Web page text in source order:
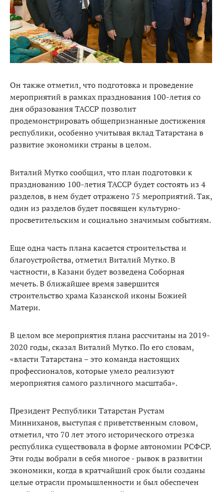
Он также отметил, что подготовка и проведение
мероприятий в рамках празднования 100-летия со
дня образования ТАССР позволит
продемонстрировать общепризнанные достижения
республики, особенно учитывая вклад Татарстана в
развитие экономики страны в целом.
Виталий Мутко сообщил, что план подготовки к
празднованию 100-летия ТАССР будет состоять из 4
разделов, в нем будет отражено 75 мероприятий. Так,
один из разделов будет посвящен культурно-
просветительским и социально значимым событиям.
Еще одна часть плана касается строительства и
благоустройства, отметил Виталий Мутко. В
частности, в Казани будет возведена Соборная
мечеть. В ближайшее время завершится
строительство храма Казанской иконы Божией
Матери.
В целом все мероприятия плана рассчитаны на 2019-
2020 годы, сказал Виталий Мутко. По его словам,
«власти Татарстана – это команда настоящих
профессионалов, которые умело реализуют
мероприятия самого различного масштаба».
Президент Республики Татарстан Рустам
Минниханов, выступая с приветственным словом,
отметил, что 70 лет этого исторического отрезка
республика существовала в форме автономии РСФСР.
Эти годы вобрали в себя многое - рывок в развитии
экономики, когда в кратчайший срок были созданы
целые отрасли промышленности и был обеспечен